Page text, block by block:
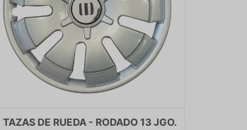
TAZAS DE RUEDA - RODADO 13 JGO.